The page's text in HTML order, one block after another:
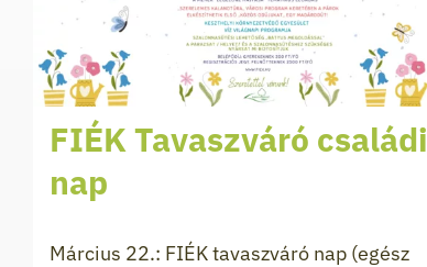
FIÉK Tavaszváró családi
nap
Március 22.: FIÉK tavaszváró nap (egész